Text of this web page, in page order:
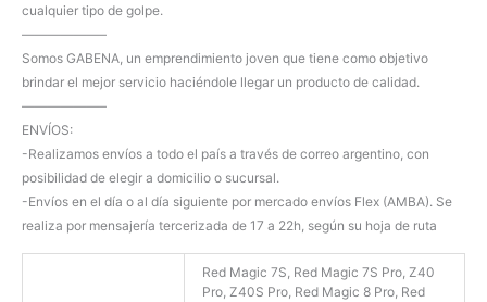
cualquier tipo de golpe.
——————–
Somos GABENA, un emprendimiento joven que tiene como objetivo
brindar el mejor servicio haciéndole llegar un producto de calidad.
——————–
ENVÍOS:
-Realizamos envíos a todo el país a través de correo argentino, con
posibilidad de elegir a domicilio o sucursal.
-Envíos en el día o al día siguiente por mercado envíos Flex (AMBA). Se
realiza por mensajería tercerizada de 17 a 22h, según su hoja de ruta
Red Magic 7S, Red Magic 7S Pro, Z40
Pro, Z40S Pro, Red Magic 8 Pro, Red